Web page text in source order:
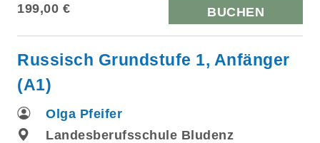
199,00 € BUCHEN
Russisch Grundstufe 1, Anfänger
(A1)
Olga Pfeifer
Landesberufsschule Bludenz